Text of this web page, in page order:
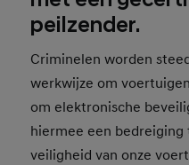
peilzender.
Criminelen worden
werkwijze om
om elektronische
hiermee een bedreiging
veiligheid van onze